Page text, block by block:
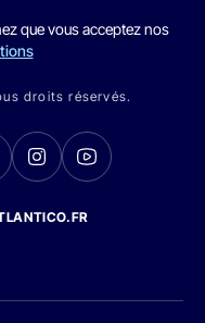
que vous acceptez nos
droits réservés.